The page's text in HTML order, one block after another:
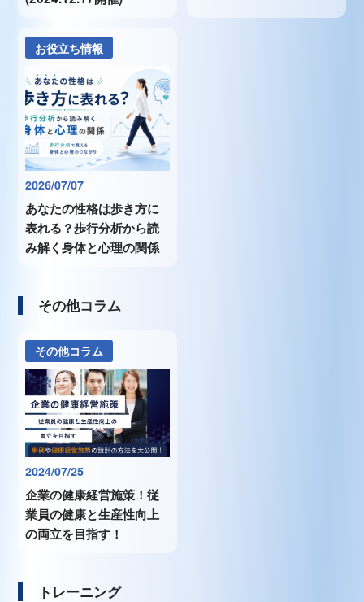
お役立ち情報
2026/07/07
あなたの性格は歩き方に
表れる？歩行分析から読
み解く身体と心理の関係
その他コラム
その他コラム
2024/07/25
企業の健康経営施策！従
業員の健康と生産性向上
の両立を目指す！
トレーニング